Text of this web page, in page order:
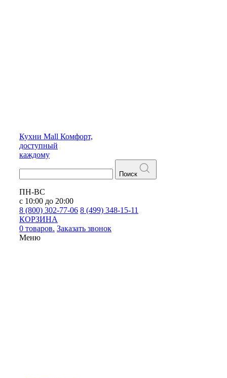
Кухни Mall Комфорт,
доступный
каждому
Поиск
ПН-ВС
с 10:00 до 20:00
8 (800) 302-77-06 8 (499) 348-15-11
КОРЗИНА
0 товаров. Заказать звонок
Меню